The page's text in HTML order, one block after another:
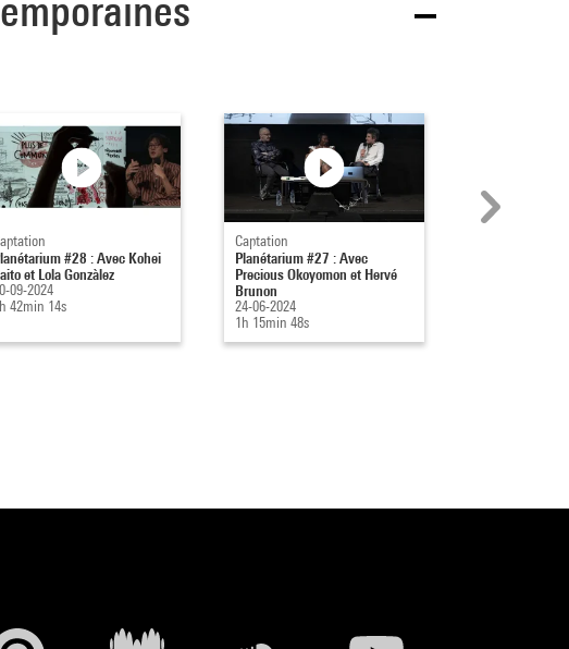
#28 : Avec Kohei
et Lola Gonzàlez
09-2024
42min 14s
Captation
Planétarium #27 : Avec
Precious Okoyomon et Hervé
Brunon
24-06-2024
1h 15min 48s